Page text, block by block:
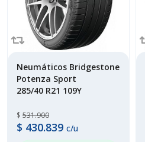
Neumáticos Bridgestone
Potenza Sport
285/40 R21 109Y
$ 531.900
$ 430.839 c/u